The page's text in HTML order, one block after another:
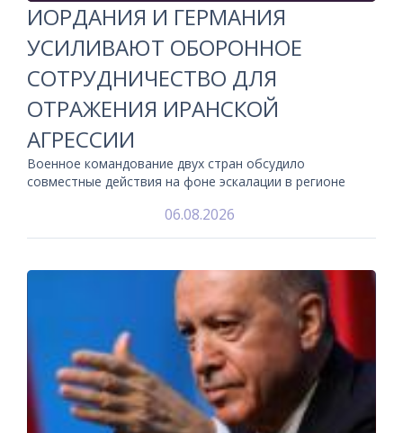
ИОРДАНИЯ И ГЕРМАНИЯ
УСИЛИВАЮТ ОБОРОННОЕ
СОТРУДНИЧЕСТВО ДЛЯ
ОТРАЖЕНИЯ ИРАНСКОЙ
АГРЕССИИ
Военное командование двух стран обсудило
совместные действия на фоне эскалации в регионе
06.08.2026